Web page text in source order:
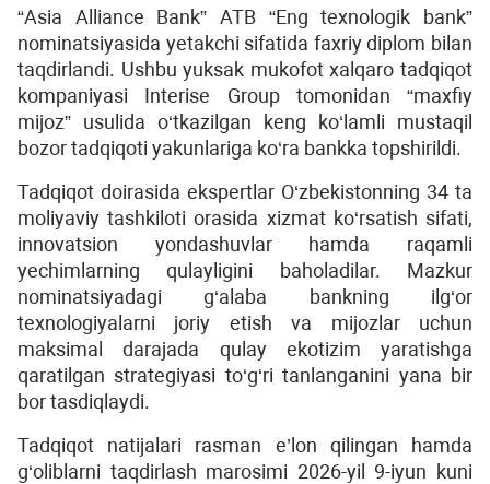
“Asia Alliance Bank” ATB “Eng texnologik bank”
nominatsiyasida yetakchi sifatida faxriy diplom bilan
taqdirlandi. Ushbu yuksak mukofot xalqaro tadqiqot
kompaniyasi Interise Group tomonidan “maxfiy
mijoz” usulida o‘tkazilgan keng ko‘lamli mustaqil
bozor tadqiqoti yakunlariga ko‘ra bankka topshirildi.
Tadqiqot doirasida ekspertlar O‘zbekistonning 34 ta
moliyaviy tashkiloti orasida xizmat ko‘rsatish sifati,
innovatsion yondashuvlar hamda raqamli
yechimlarning qulayligini baholadilar. Mazkur
nominatsiyadagi g‘alaba bankning ilg‘or
texnologiyalarni joriy etish va mijozlar uchun
maksimal darajada qulay ekotizim yaratishga
qaratilgan strategiyasi to‘g‘ri tanlanganini yana bir
bor tasdiqlaydi.
Tadqiqot natijalari rasman e’lon qilingan hamda
g‘oliblarni taqdirlash marosimi 2026-yil 9-iyun kuni